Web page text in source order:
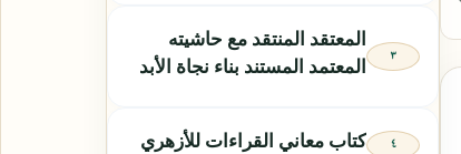
المعتقد المنتقد مع حاشيته
المعتمد المستند بناء نجاة الأبد
كتاب معاني القراءات للأزهري